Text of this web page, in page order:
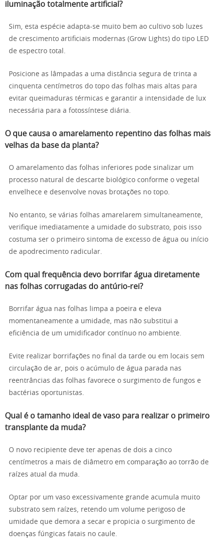
iluminação totalmente artificial?
Sim, esta espécie adapta-se muito bem ao cultivo sob luzes
de crescimento artificiais modernas (Grow Lights) do tipo LED
de espectro total.
Posicione as lâmpadas a uma distância segura de trinta a
cinquenta centímetros do topo das folhas mais altas para
evitar queimaduras térmicas e garantir a intensidade de lux
necessária para a fotossíntese diária.
O que causa o amarelamento repentino das folhas mais
velhas da base da planta?
O amarelamento das folhas inferiores pode sinalizar um
processo natural de descarte biológico conforme o vegetal
envelhece e desenvolve novas brotações no topo.
No entanto, se várias folhas amarelarem simultaneamente,
verifique imediatamente a umidade do substrato, pois isso
costuma ser o primeiro sintoma de excesso de água ou início
de apodrecimento radicular.
Com qual frequência devo borrifar água diretamente
nas folhas corrugadas do antúrio-rei?
Borrifar água nas folhas limpa a poeira e eleva
momentaneamente a umidade, mas não substitui a
eficiência de um umidificador contínuo no ambiente.
Evite realizar borrifações no final da tarde ou em locais sem
circulação de ar, pois o acúmulo de água parada nas
reentrâncias das folhas favorece o surgimento de fungos e
bactérias oportunistas.
Qual é o tamanho ideal de vaso para realizar o primeiro
transplante da muda?
O novo recipiente deve ter apenas de dois a cinco
centímetros a mais de diâmetro em comparação ao torrão de
raízes atual da muda.
Optar por um vaso excessivamente grande acumula muito
substrato sem raízes, retendo um volume perigoso de
umidade que demora a secar e propicia o surgimento de
doenças fúngicas fatais no caule.